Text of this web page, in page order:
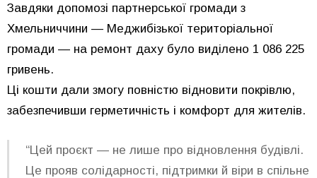
Завдяки допомозі партнерської громади з
Хмельниччини — Меджибізької територіальної
громади — на ремонт даху було виділено 1 086 225
гривень.
Ці кошти дали змогу повністю відновити покрівлю,
забезпечивши герметичність і комфорт для жителів.
“Цей проєкт — не лише про відновлення будівлі.
Це прояв солідарності, підтримки й віри в спільне